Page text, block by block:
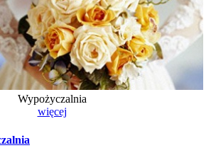
Wypożyczalnia
więcej